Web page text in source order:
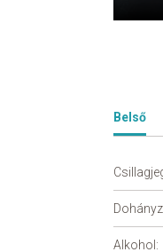
Belső
Alkohol: